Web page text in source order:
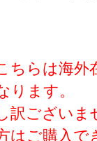
ちらは海外
ります。
訳ございま
はご購入で